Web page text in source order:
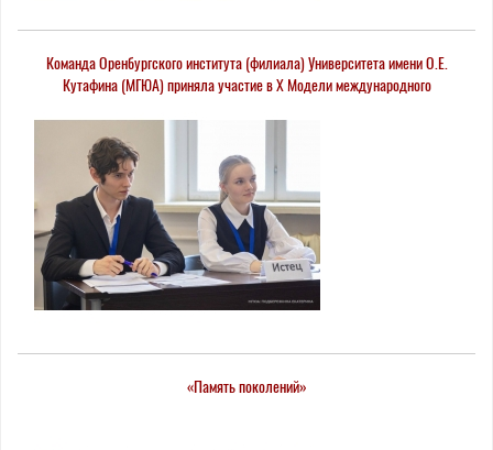
Команда Оренбургского института (филиала) Университета имени О.Е.
Кутафина (МГЮА) приняла участие в X Модели международного
«Память поколений»